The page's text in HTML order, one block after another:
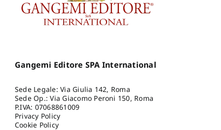
Gangemi Editore SPA International
Sede Legale: Via Giulia 142, Roma
Sede Op.: Via Giacomo Peroni 150, Roma
P.IVA: 07068861009
Privacy Policy
Cookie Policy